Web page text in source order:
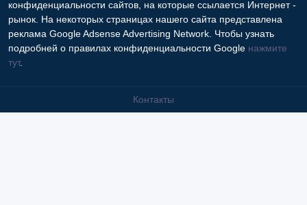
конфиденциальности сайтов, на которые ссылается Интернет -
рынок. На некоторых страницах нашего сайта представлена
реклама Google Adsense Advertising Network. Чтобы узнать
подробней о правилах конфиденциальности Google нажмите
тут.
Контакты